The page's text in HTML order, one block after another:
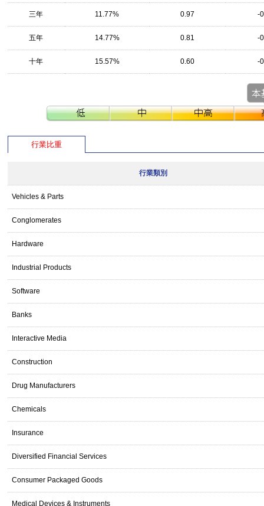
三年 11.77% 0.97 -
五年 14.77% 0.81 -
十年 15.57% 0.60 -
行業比重
行業類別
Vehicles & Parts
Conglomerates
Hardware
Industrial Products
Software
Banks
Interactive Media
Construction
Drug Manufacturers
Chemicals
Insurance
Diversified Financial Services
Consumer Packaged Goods
Medical Devices & Instruments